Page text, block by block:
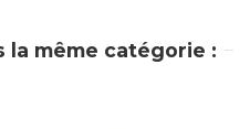
la même catégorie :